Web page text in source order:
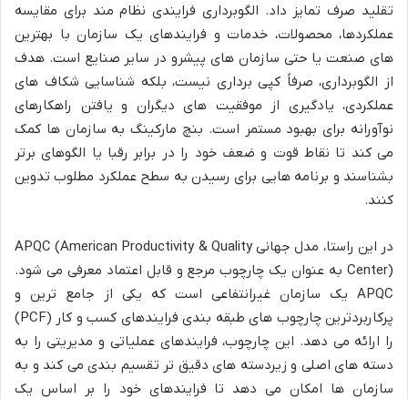
تقلید صرف تمایز داد. الگوبرداری فرایندی نظام مند برای مقایسه
عملکردها، محصولات، خدمات و فرایندهای یک سازمان با بهترین
های صنعت یا حتی سازمان های پیشرو در سایر صنایع است. هدف
از الگوبرداری، صرفاً کپی برداری نیست، بلکه شناسایی شکاف های
عملکردی، یادگیری از موفقیت های دیگران و یافتن راهکارهای
نوآورانه برای بهبود مستمر است. بنچ مارکینگ به سازمان ها کمک
می کند تا نقاط قوت و ضعف خود را در برابر رقبا یا الگوهای برتر
بشناسند و برنامه هایی برای رسیدن به سطح عملکرد مطلوب تدوین
کنند.
در این راستا، مدل جهانی APQC (American Productivity & Quality
Center) به عنوان یک چارچوب مرجع و قابل اعتماد معرفی می شود.
APQC یک سازمان غیرانتفاعی است که یکی از جامع ترین و
پرکاربردترین چارچوب های طبقه بندی فرایندهای کسب و کار (PCF)
را ارائه می دهد. این چارچوب، فرایندهای عملیاتی و مدیریتی را به
دسته های اصلی و زیردسته های دقیق تر تقسیم بندی می کند و به
سازمان ها امکان می دهد تا فرایندهای خود را بر اساس یک